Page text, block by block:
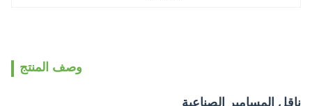
وصف المنتج
ناقل المسامير الصناعية